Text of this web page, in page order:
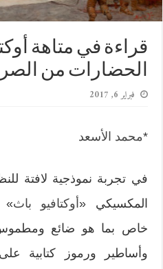
قراءة في متاهة
الحضارات من
فبراير 6, 2017
*محمد الأسعد
في تجربة نموذجية لافتة
المكسيكي « أوكتافيو باث
خاص بما هو ضائع ومطموس
وأساطير ورموز كتابية